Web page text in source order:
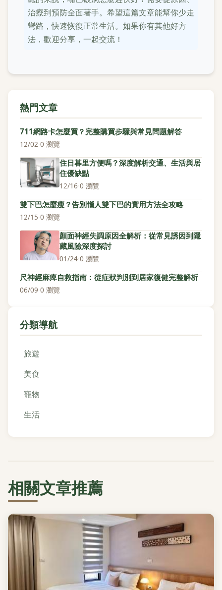
治療到預防全面著手。希望這篇文章能幫你少走
彎路，快速恢復正常生活。如果你有其他好方
法，歡迎分享，一起交流！
熱門文章
711網路卡怎麼買？完整購買步驟與常見問題解答
12/02·0 瀏覽
住日暮里方便嗎？深度解析交通、生活與居
住優缺點
12/16·0 瀏覽
雙下巴怎麼瘦？告別惱人雙下巴的實用方法全攻略
12/15·0 瀏覽
顏面神經失調原因全解析：從常見誘因到隱
藏風險深度探討
01/24·0 瀏覽
尺神經麻痺自救指南：從症狀判別到居家復健完整解析
06/09·0 瀏覽
分類導航
旅遊
美食
寵物
生活
相關文章推薦